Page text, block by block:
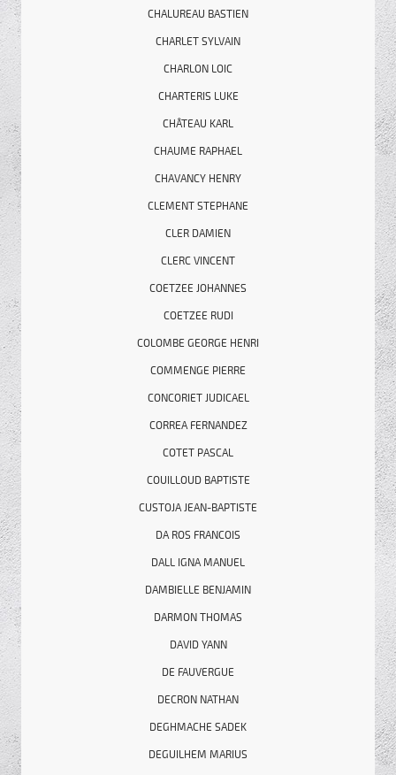
CHALUREAU BASTIEN
CHARLET SYLVAIN
CHARLON LOIC
CHARTERIS LUKE
CHÂTEAU KARL
CHAUME RAPHAEL
CHAVANCY HENRY
CLEMENT STEPHANE
CLER DAMIEN
CLERC VINCENT
COETZEE JOHANNES
COETZEE RUDI
COLOMBE GEORGE HENRI
COMMENGE PIERRE
CONCORIET JUDICAEL
CORREA FERNANDEZ
COTET PASCAL
COUILLOUD BAPTISTE
CUSTOJA JEAN-BAPTISTE
DA ROS FRANCOIS
DALL IGNA MANUEL
DAMBIELLE BENJAMIN
DARMON THOMAS
DAVID YANN
DE FAUVERGUE
DECRON NATHAN
DEGHMACHE SADEK
DEGUILHEM MARIUS